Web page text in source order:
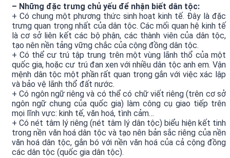
– Những đặc trưng chủ yếu để nhận biết dân tộc:
+ Có chung một phương thức sinh hoạt kinh tế. Đây là đặc
trưng quan trọng nhất của dân tộc. Các mối quan hệ kinh tế
là cơ sở liên kết các bộ phận, các thành viên của dân tộc,
tạo nên nền tảng vững chắc của cộng đồng dân tộc.
+ Có thể cư trú tập trung trên một vùng lãnh thổ của một
quốc gia, hoặc cư trú đan xen với nhiều dân tộc anh em. Vận
mệnh dân tộc một phần rất quan trọng gắn với việc xác lập
và bảo vệ lãnh thổ đất nước.
+ Có ngôn ngữ riêng và có thể có chữ viết riêng (trên cơ sở
ngôn ngữ chung của quốc gia) làm công cụ giao tiếp trên
mọi lĩnh vực: kinh tế, văn hoá, tình cảm…
+ Có nét tâm lý riêng (nét tâm lý dân tộc) biểu hiện kết tinh
trong nền văn hoá dân tộc và tạo nên bản sắc riêng của nền
văn hoá dân tộc, gắn bó với nền văn hoá của cả cộng đồng
các dân tộc (quốc gia dân tộc).